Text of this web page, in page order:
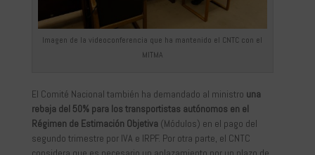
Imagen de la videoconferencia que ha mantenido el CNTC con el
MITMA
El Comité Nacional también ha demandado al ministro una
rebaja del 50% para los transportistas autónomos en el
Régimen de Estimación Objetiva (Módulos) en el pago del
segundo trimestre por IVA e IRPF. Por otra parte, el CNTC